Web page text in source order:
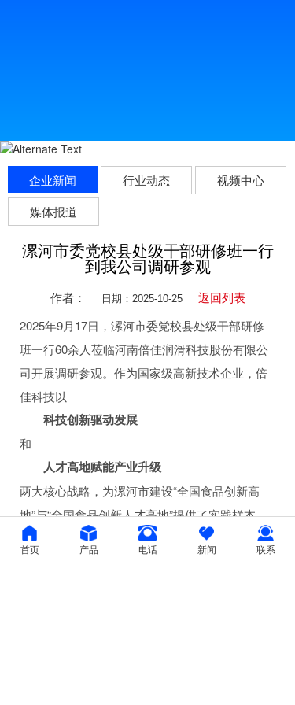
企业新闻 行业动态
视频中心
媒体报道
漯河市委党校县处级干部研修班一行
到我公司调研参观
作者： 日期：2025-10-25 返回列表
2025年9月17日，漯河市委党校县处级干部研修
班一行60余人莅临河南倍佳润滑科技股份有限公
司开展调研参观。作为国家级高新技术企业，倍
佳科技以
科技创新驱动发展
和
人才高地赋能产业升级
两大核心战略，为漯河市建设“全国食品创新高
地”与“全国食品创新人才高地”提供了实践样本。
首页 产品 电话 新闻 联系